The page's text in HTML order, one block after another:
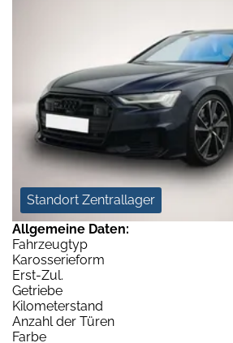
Standort Zentrallager
Allgemeine Daten:
Fahrzeugtyp
Karosserieform
Erst-Zul.
Getriebe
Kilometerstand
Anzahl der Türen
Farbe